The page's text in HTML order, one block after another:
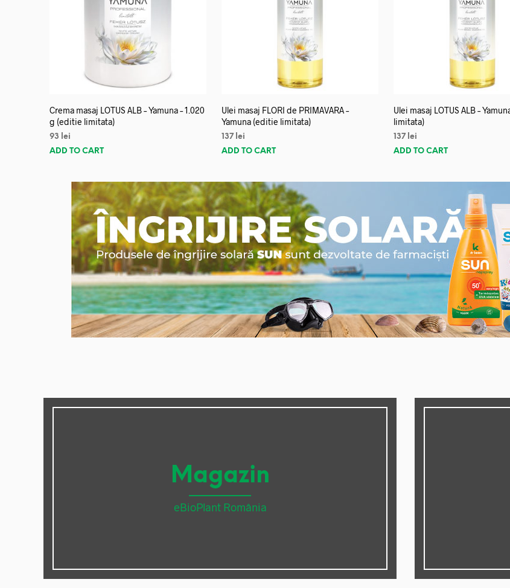
Crema masaj LOTUS ALB – Yamuna – 1.020
g (editie limitata)
93
lei
ADD TO CART
Ulei masaj FLORI de PRIMAVARA –
Yamuna (editie limitata)
137 lei
ADD TO CART
Ulei masaj LOTUS ALB –
limitata)
137 lei
ADD TO CART
Magazin
eBioPlant România